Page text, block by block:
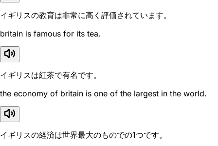
イギリスの教育は非常に高く評価されています。
britain is famous for its tea.
イギリスは紅茶で有名です。
the economy of britain is one of the largest in the world.
イギリスの経済は世界最大のものでの1つです。